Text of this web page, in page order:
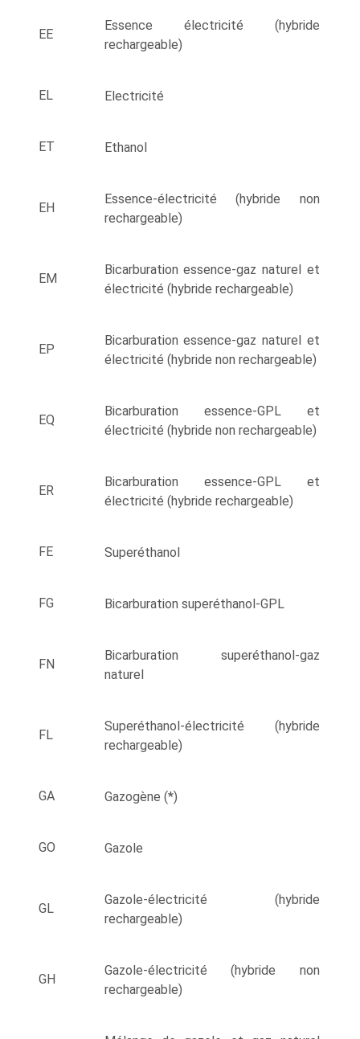
EE
Essence électricité (hybride
rechargeable)
EL Electricité
ET Ethanol
EH
Essence-électricité (hybride non
rechargeable)
EM
Bicarburation essence-gaz naturel et
électricité (hybride rechargeable)
EP
Bicarburation essence-gaz naturel et
électricité (hybride non rechargeable)
EQ
Bicarburation essence-GPL et
électricité (hybride non rechargeable)
ER
Bicarburation essence-GPL et
électricité (hybride rechargeable)
FE Superéthanol
FG Bicarburation superéthanol-GPL
FN
Bicarburation superéthanol-gaz
naturel
FL
Superéthanol-électricité (hybride
rechargeable)
GA Gazogène (*)
GO Gazole
GL
Gazole-électricité (hybride
rechargeable)
GH
Gazole-électricité (hybride non
rechargeable)